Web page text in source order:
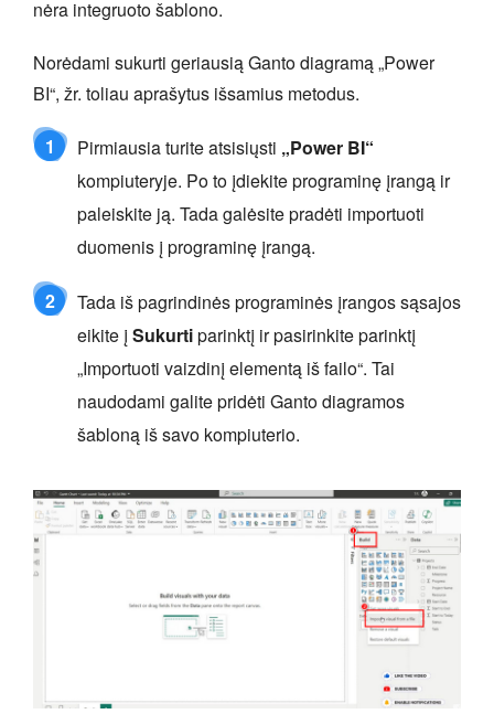
nėra integruoto šablono.
Norėdami sukurti geriausią Ganto diagramą „Power
BI“, žr. toliau aprašytus išsamius metodus.
1 Pirmiausia turite atsisiųsti „Power BI“
kompiuteryje. Po to įdiekite programinę įrangą ir
paleiskite ją. Tada galėsite pradėti importuoti
duomenis į programinę įrangą.
2
Tada iš pagrindinės programinės įrangos sąsajos
eikite į Sukurtiparinktį ir pasirinkite parinktį
„Importuoti vaizdinį elementą iš failo“. Tai
naudodami galite pridėti Ganto diagramos
šabloną iš savo kompiuterio.